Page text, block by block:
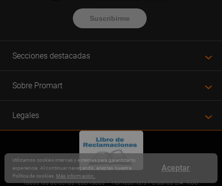
Suscribirme
Secciones destacadas
Sobre Promart
Legales
Todos los derechos reservados – Homecenters Peruanos S.A. RUC:
Aceptar
Utilizamos cookies internas y externas para garantizar tu
experiencia. Al continuar navegando, aceptas nuestra
Política de cookies. Más información.